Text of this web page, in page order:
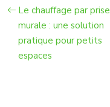
Le chauffage par prise
murale : une solution
pratique pour petits
espaces